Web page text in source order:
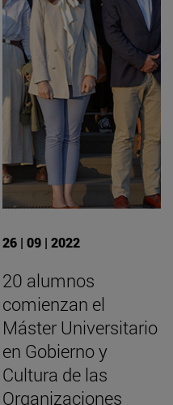
26 | 09 | 2022
20 alumnos
comienzan el
Máster Universitario
en Gobierno y
Cultura de las
Organizaciones